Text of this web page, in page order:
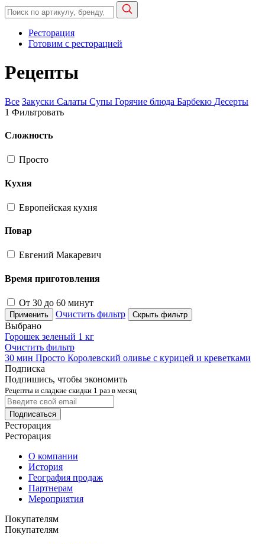
Ресторация
Готовим с ресторацией
Рецепты
Все Закуски Салаты Супы Горячие блюда Барбекю Десерты
1 Фильтровать
Сложность
Просто
Кухня
Европейская кухня
Повар
Евгений Макаревич
Время приготовления
От 30 до 60 минут
Применить Очистить фильтр Скрыть фильтр
Выбрано
Горошек зеленый 1 кг
Очистить фильтр
30 мин Просто Королевский оливье с курицей и креветками
Подписка
Подпишись, чтобы экономить
Рецепты и сладкие скидки 1 раз в месяц
Подписаться
Ресторация
Ресторация
О компании
История
География продаж
Партнерам
Мероприятия
Покупателям
Покупателям